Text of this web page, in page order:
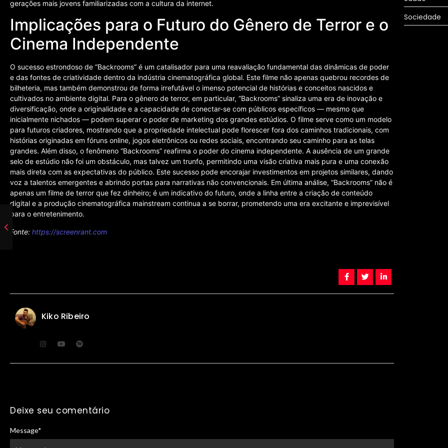
gerações mais jovens familiarizadas com a cultura da internet.
Implicações para o Futuro do Gênero de Terror e o
Cinema Independente
O sucesso estrondoso de “Backrooms” é um catalisador para uma reavaliação fundamental das dinâmicas de poder
e das fontes de criatividade dentro da indústria cinematográfica global. Este filme não apenas quebrou recordes de
bilheteria, mas também demonstrou de forma irrefutável o imenso potencial de histórias e conceitos nascidos e
cultivados no ambiente digital. Para o gênero de terror, em particular, “Backrooms” sinaliza uma era de inovação e
diversificação, onde a originalidade e a capacidade de conectar-se com públicos específicos — mesmo que
inicialmente nichados — podem superar o poder de marketing dos grandes estúdios. O filme serve como um modelo
para futuros criadores, mostrando que a propriedade intelectual pode florescer fora dos caminhos tradicionais, com
histórias originadas em fóruns online, jogos eletrônicos ou redes sociais, encontrando seu caminho para as telas
grandes. Além disso, o fenômeno “Backrooms” reafirma o poder do cinema independente. A ausência de um grande
selo de estúdio não foi um obstáculo, mas talvez um trunfo, permitindo uma visão criativa mais pura e uma conexão
mais direta com as expectativas do público. Este sucesso pode encorajar investimentos em projetos similares, dando
voz a talentos emergentes e abrindo portas para narrativas não convencionais. Em última análise, “Backrooms” não é
apenas um filme de terror que fez dinheiro; é um indicativo do futuro, onde a linha entre a criação de conteúdo
digital e a produção cinematográfica mainstream continua a se borrar, prometendo uma era excitante e imprevisível
para o entretenimento.
Fonte: https://screenrant.com
Kiko Ribeiro
Deixe seu comentário
Message*
Sociedade